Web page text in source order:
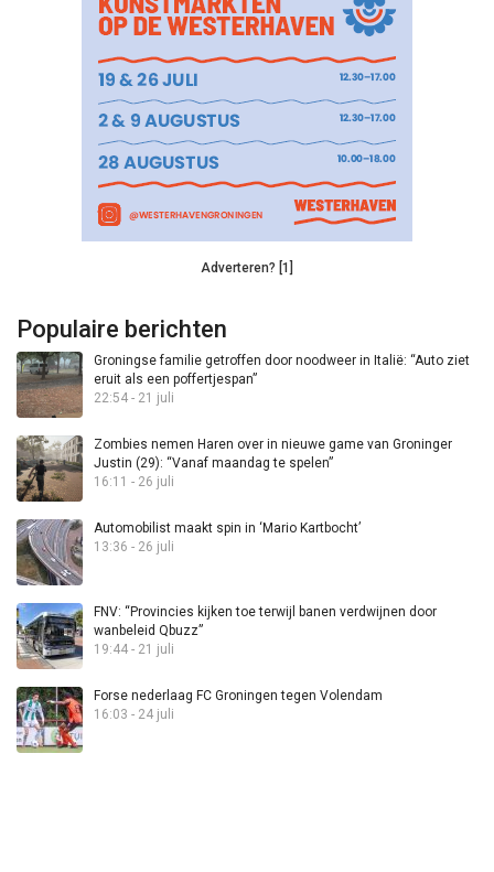
Adverteren? [1]
Populaire berichten
Groningse familie getroffen door noodweer in Italië: “Auto ziet
eruit als een poffertjespan”
22:54 - 21 juli
Zombies nemen Haren over in nieuwe game van Groninger
Justin (29): “Vanaf maandag te spelen”
16:11 - 26 juli
Automobilist maakt spin in ‘Mario Kartbocht’
13:36 - 26 juli
FNV: “Provincies kijken toe terwijl banen verdwijnen door
wanbeleid Qbuzz”
19:44 - 21 juli
Forse nederlaag FC Groningen tegen Volendam
16:03 - 24 juli